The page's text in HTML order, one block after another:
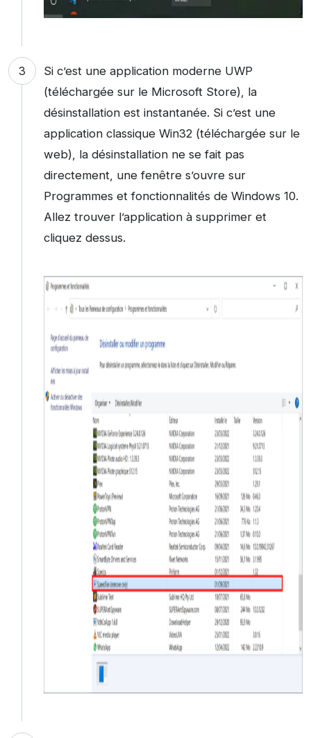
Si c’est une application moderne UWP
(téléchargée sur le Microsoft Store), la
désinstallation est instantanée. Si c’est une
application classique Win32 (téléchargée sur le
web), la désinstallation ne se fait pas
directement, une fenêtre s’ouvre sur
Programmes et fonctionnalités de Windows 10.
Allez trouver l’application à supprimer et
cliquez dessus.